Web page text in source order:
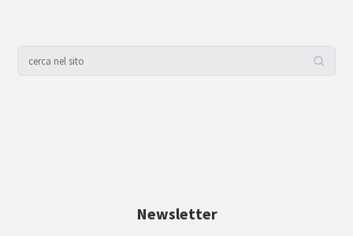
Newsletter